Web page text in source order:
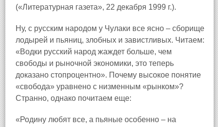
(«Литературная газета», 22 декабря 1999 г.).
Ну, с русским народом у Чулаки все ясно – сборище
лодырей и пьяниц, злобных и завистливых. Читаем:
«Водки русский народ жаждет больше, чем
свободы и рыночной экономики, это теперь
доказано стопроцентно». Почему высокое понятие
«свобода» уравнено с низменным «рынком»?
Странно, однако почитаем еще:
«Родину любят все, а пьяные особенно – на